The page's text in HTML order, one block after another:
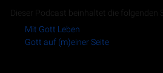
Dieser Podcast beinhaltet die folgenden
Mit Gott Leben
Gott auf (m)einer Seite